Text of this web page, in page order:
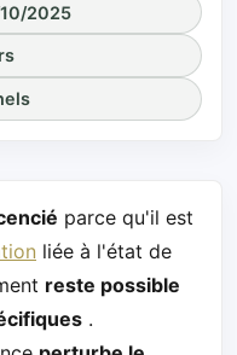
2025
parce qu'il est
liée à l'état de
reste possible
.